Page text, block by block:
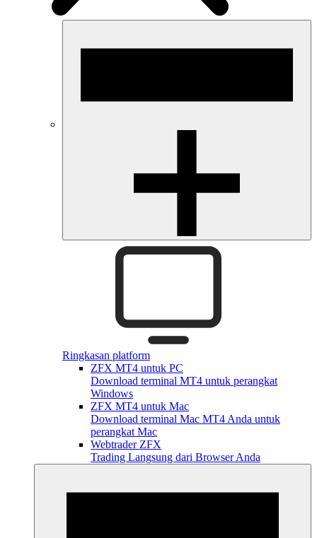
Ringkasan platform
ZFX MT4 untuk PC
Download terminal MT4 untuk perangkat
Windows
ZFX MT4 untuk Mac
Download terminal Mac MT4 Anda untuk
perangkat Mac
Webtrader ZFX
Trading Langsung dari Browser Anda